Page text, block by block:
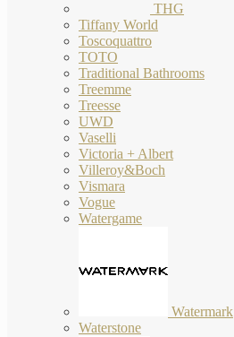
THG
Tiffany World
Toscoquattro
TOTO
Traditional Bathrooms
Treemme
Treesse
UWD
Vaselli
Victoria + Albert
Villeroy&Boch
Vismara
Vogue
Watergame
Watermark
Waterstone